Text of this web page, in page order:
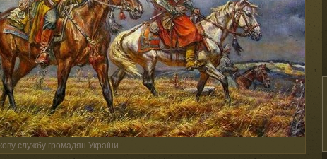
службу громадян України